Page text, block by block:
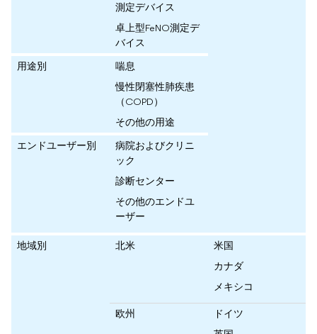
測定デバイス
卓上型FeNO測定デ
バイス
用途別
喘息
慢性閉塞性肺疾患
（COPD）
その他の用途
エンドユーザー別
病院およびクリニ
ック
診断センター
その他のエンドユ
ーザー
地域別 北米
米国
カナダ
メキシコ
欧州
ドイツ